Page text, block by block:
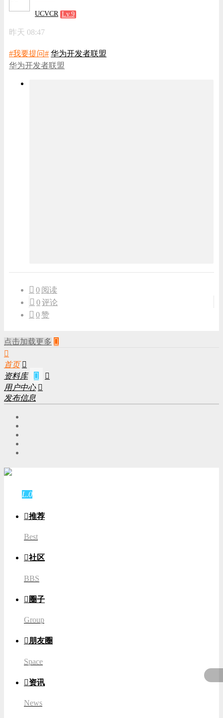
UCVCR Lv.9
昨天 08:47
#我要提问# 华为开发者联盟
华为开发者联盟
0 阅读
0评论
0赞
点击加载更多

首页 
资料库


用户中心 
发布信息
L.0
推荐
Best
社区
BBS
 圈子
Group
 朋友圈
Space
资讯
News